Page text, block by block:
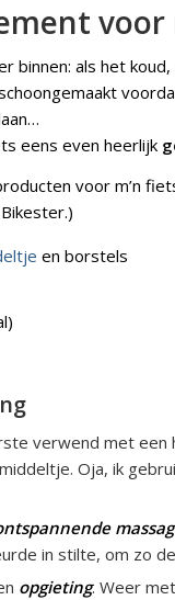
voor
binnen: als het
eens even heerlijk
voor m’n
en borstels
verwend met een
Oja, ik
in stilte, om zo
opgieting. Weer